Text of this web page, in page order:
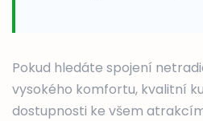
Pokud hledáte spojení
vysokého komfortu, kvalitní
dostupnosti ke všem